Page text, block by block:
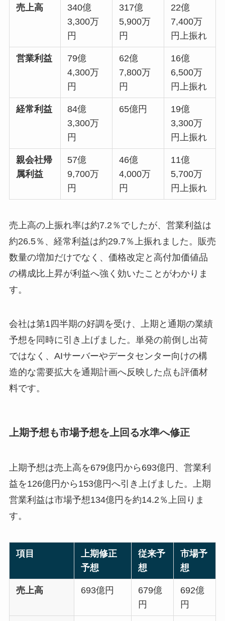
売上高
340億
3,300万
円
317億
5,900万
円
22億
7,400万
円上振れ
営業利益
79億
4,300万
円
62億
7,800万
円
16億
6,500万
円上振れ
経常利益
84億
3,300万
円
65億円
19億
3,300万
円上振れ
親会社帰
属利益
57億
9,700万
円
46億
4,000万
円
11億
5,700万
円上振れ
売上高の上振れ率は約7.2％でしたが、営業利益は
約26.5％、経常利益は約29.7％上振れました。販売
数量の増加だけでなく、価格改定と高付加価値品
の構成比上昇が利益へ強く効いたことがわかりま
す。
会社は第1四半期の好調を受け、上期と通期の業績
予想を同時に引き上げました。単発の前倒し出荷
ではなく、AIサーバーやデータセンター向けの構
造的な需要拡大を通期計画へ反映した点も評価材
料です。
上期予想も市場予想を上回る水準へ修正
上期予想は売上高を679億円から693億円、営業利
益を126億円から153億円へ引き上げました。上期
営業利益は市場予想134億円を約14.2％上回りま
す。
項目
上期修正
予想
従来予
想
市場予
想
売上高 693億円
679億
円
692億
円